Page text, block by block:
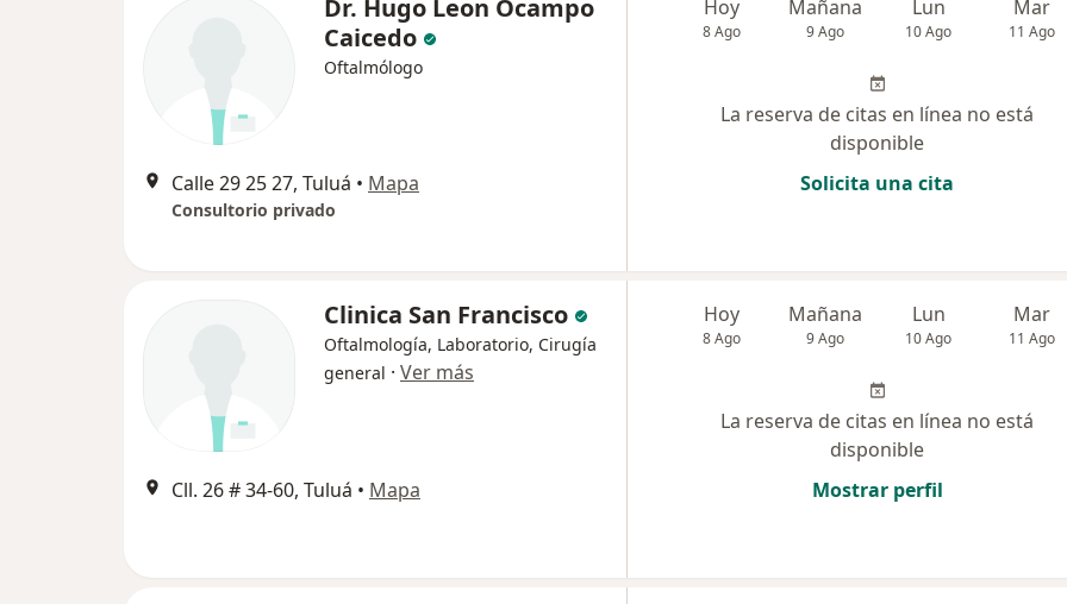
Dr. Hugo Leon Ocampo
Caicedo
Oftalmólogo
Calle 29 25 27, Tuluá • Mapa
Consultorio privado
Hoy
8 Ago
Mañana
9 Ago
Lun
10 Ago
Mar
11 Ago
La reserva de citas en línea no está
disponible
Solicita una cita
Clinica San Francisco
Oftalmología, Laboratorio, Cirugía
general · Ver más
Cll. 26 # 34-60, Tuluá • Mapa
Hoy
8 Ago
Mañana
9 Ago
Lun
10 Ago
Mar
11 Ago
La reserva de citas en línea no está
disponible
Mostrar perfil